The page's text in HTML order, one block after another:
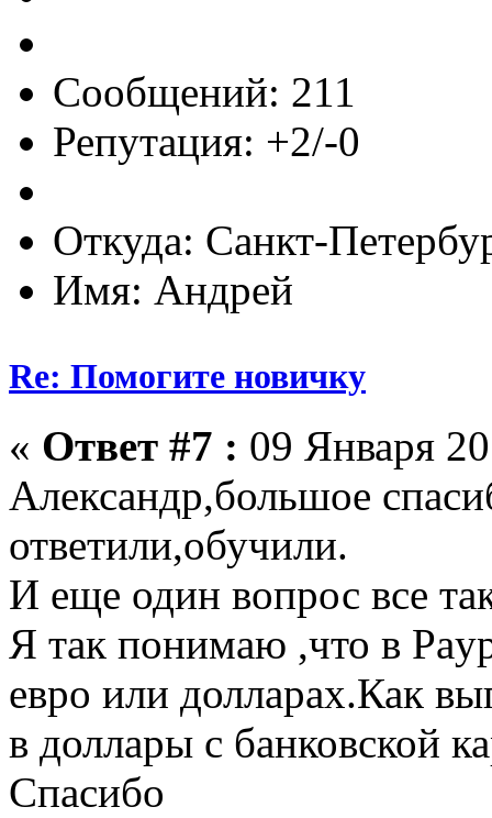
Сообщений: 211
Репутация: +2/-0
Откуда: Санкт-
Имя: Андрей
Re: Помогите новичку
« Ответ #7 : 09 Января
Александр,большое
ответили,обучили.
И еще один вопрос все
Я так понимаю ,что в
евро или долларах.Как
в доллары с банковской
Спасибо